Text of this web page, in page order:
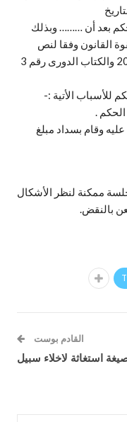
بعد أن ……… وبذلك
القانون وفقا لنص
المادة 534 من القانون رقم 17 لسنة 2002 والكتاب الدورى رقم 3
للأسباب الأتية :-
.
وقام بسداد مبلغ
ممكنة لنظر الأشكال
بالنقض.
القادم بوست
استغاثة لاخلاء سبيل